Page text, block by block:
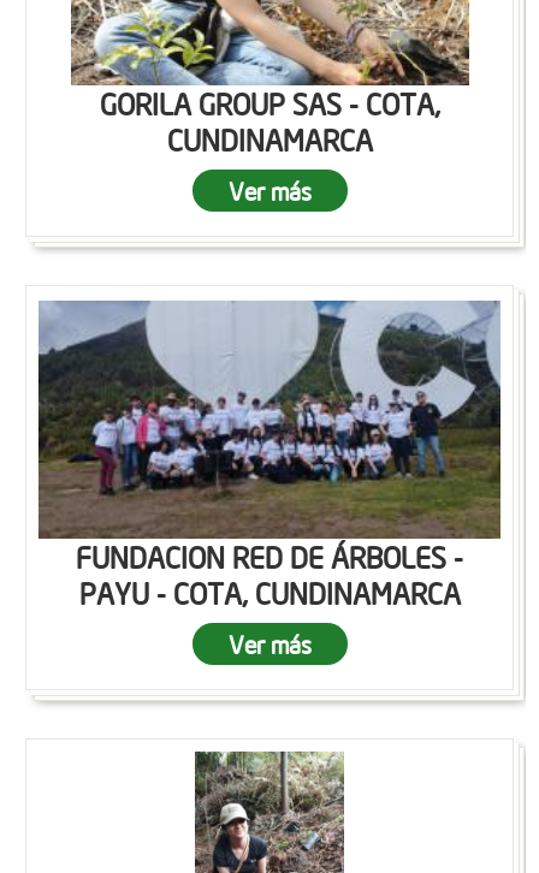
GORILA GROUP SAS - COTA,
CUNDINAMARCA
Ver más
FUNDACION RED DE ÁRBOLES -
PAYU - COTA, CUNDINAMARCA
Ver más